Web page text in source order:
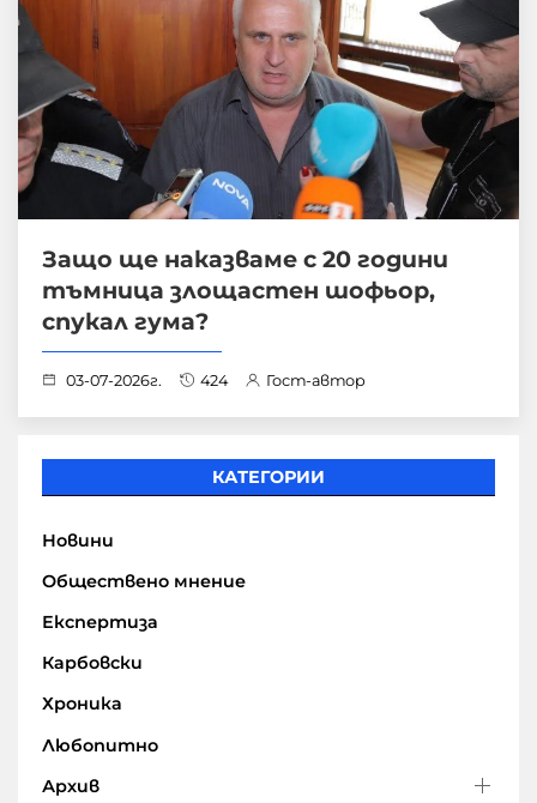
Защо ще наказваме с 20 години
тъмница злощастен шофьор,
спукал гума?
03-07-2026г. 424 Гост-автор
КАТЕГОРИИ
Новини
Обществено мнение
Експертиза
Карбовски
Хроника
Любопитно
Архив